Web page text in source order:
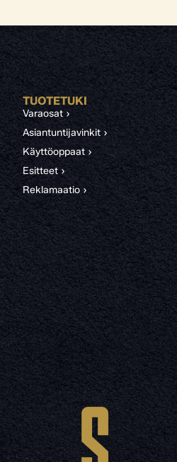
TUOTETUKI
Varaosat ›
Asiantuntijavinkit ›
Käyttöoppaat ›
Esitteet ›
Reklamaatio ›